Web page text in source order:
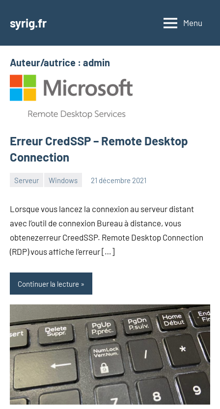
syrig.fr Menu
Auteur/autrice : admin
Erreur CredSSP – Remote Desktop
Connection
Serveur Windows 21 décembre 2021
Lorsque vous lancez la connexion au serveur distant
avec l’outil de connexion Bureau à distance, vous
obtenezerreur CreedSSP. Remote Desktop Connection
(RDP) vous affiche l’erreur […]
Continuer la lecture